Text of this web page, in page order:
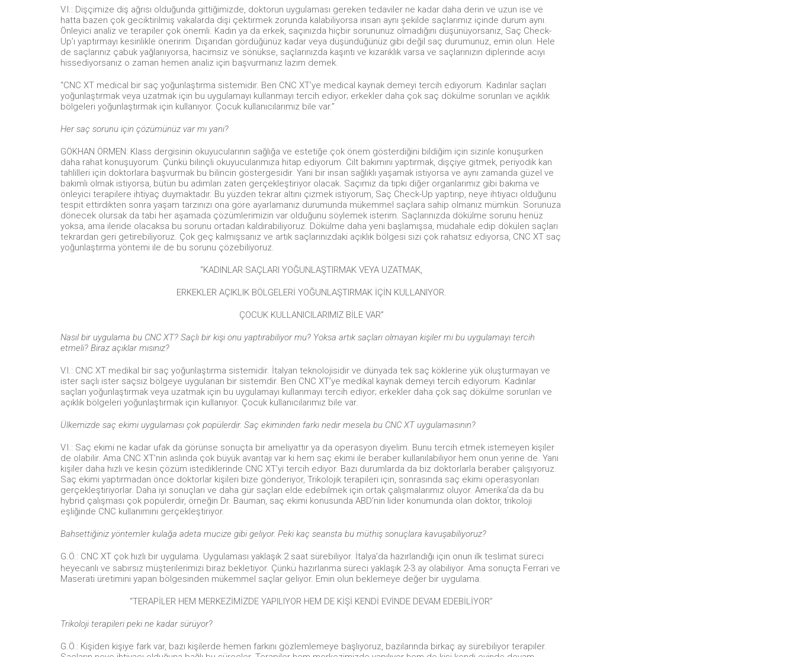
V.I.: Dişçimize diş ağrısı olduğunda gittiğimizde, doktorun uygulaması gereken tedaviler ne kadar daha derin ve uzun ise ve
hatta bazen çok geciktirilmiş vakalarda dişi çektirmek zorunda kalabiliyorsa insan aynı şekilde saçlarımız içinde durum aynı.
Önleyici analiz ve terapiler çok önemli. Kadın ya da erkek, saçınızda hiçbir sorununuz olmadığını düşünüyorsanız, Saç Check-
Up’ı yaptırmayı kesinlikle öneririm. Dışarıdan gördüğünüz kadar veya düşündüğünüz gibi değil saç durumunuz, emin olun. Hele
de saçlarınız çabuk yağlanıyorsa, hacimsiz ve sönükse, saçlarınızda kaşıntı ve kızarıklık varsa ve saçlarınızın diplerinde acıyı
hissediyorsanız o zaman hemen analiz için başvurmanız lazım demek.
“CNC XT medical bir saç yoğunlaştırma sistemidir. Ben CNC XT’ye medical kaynak demeyi tercih ediyorum. Kadınlar saçları
yoğunlaştırmak veya uzatmak için bu uygulamayı kullanmayı tercih ediyor; erkekler daha çok saç dökülme sorunları ve açıklık
bölgeleri yoğunlaştırmak için kullanıyor. Çocuk kullanıcılarımız bile var.”
Her saç sorunu için çözümünüz var mı yani?
GÖKHAN ÖRMEN: Klass dergisinin okuyucularının sağlığa ve estetiğe çok önem gösterdiğini bildiğim için sizinle konuşurken
daha rahat konuşuyorum. Çünkü bilinçli okuyucularımıza hitap ediyorum. Cilt bakımını yaptırmak, dişçiye gitmek, periyodik kan
tahlilleri için doktorlara başvurmak bu bilincin göstergesidir. Yani bir insan sağlıklı yaşamak istiyorsa ve aynı zamanda güzel ve
bakımlı olmak istiyorsa, bütün bu adımları zaten gerçekleştiriyor olacak. Saçımız da tıpkı diğer organlarımız gibi bakıma ve
önleyici terapilere ihtiyaç duymaktadır. Bu yüzden tekrar altını çizmek istiyorum, Saç Check-Up yaptırıp, neye ihtiyacı olduğunu
tespit ettirdikten sonra yaşam tarzınızı ona göre ayarlamanız durumunda mükemmel saçlara sahip olmanız mümkün. Sorunuza
dönecek olursak da tabi her aşamada çözümlerimizin var olduğunu söylemek isterim. Saçlarınızda dökülme sorunu henüz
yoksa, ama ileride olacaksa bu sorunu ortadan kaldırabiliyoruz. Dökülme daha yeni başlamışsa, müdahale edip dökülen saçları
tekrardan geri getirebiliyoruz. Çok geç kalmışsanız ve artık saçlarınızdaki açıklık bölgesi sizi çok rahatsız ediyorsa, CNC XT saç
yoğunlaştırma yöntemi ile de bu sorunu çözebiliyoruz.
“KADINLAR SAÇLARI YOĞUNLAŞTIRMAK VEYA UZATMAK,
ERKEKLER AÇIKLIK BÖLGELERİ YOĞUNLAŞTIRMAK İÇİN KULLANIYOR.
ÇOCUK KULLANICILARIMIZ BİLE VAR”
Nasıl bir uygulama bu CNC XT? Saçlı bir kişi onu yaptırabiliyor mu? Yoksa artık saçları olmayan kişiler mi bu uygulamayı tercih
etmeli? Biraz açıklar mısınız?
V.I.: CNC XT medikal bir saç yoğunlaştırma sistemidir. İtalyan teknolojisidir ve dünyada tek saç köklerine yük oluşturmayan ve
ister saçlı ister saçsız bölgeye uygulanan bir sistemdir. Ben CNC XT’ye medikal kaynak demeyi tercih ediyorum. Kadınlar
saçları yoğunlaştırmak veya uzatmak için bu uygulamayı kullanmayı tercih ediyor; erkekler daha çok saç dökülme sorunları ve
açıklık bölgeleri yoğunlaştırmak için kullanıyor. Çocuk kullanıcılarımız bile var.
Ülkemizde saç ekimi uygulaması çok popülerdir. Saç ekiminden farkı nedir mesela bu CNC XT uygulamasının?
V.I.: Saç ekimi ne kadar ufak da görünse sonuçta bir ameliyattır ya da operasyon diyelim. Bunu tercih etmek istemeyen kişiler
de olabilir. Ama CNC XT’nin aslında çok büyük avantajı var ki hem saç ekimi ile beraber kullanılabiliyor hem onun yerine de. Yani
kişiler daha hızlı ve kesin çözüm istediklerinde CNC XT’yi tercih ediyor. Bazı durumlarda da biz doktorlarla beraber çalışıyoruz.
Saç ekimi yaptırmadan önce doktorlar kişileri bize gönderiyor, Trikolojik terapileri için, sonrasında saç ekimi operasyonları
gerçekleştiriyorlar. Daha iyi sonuçları ve daha gür saçları elde edebilmek için ortak çalışmalarımız oluyor. Amerika’da da bu
hybrid çalışması çok popülerdir, örneğin Dr. Bauman, saç ekimi konusunda ABD’nin lider konumunda olan doktor, trikoloji
eşliğinde CNC kullanımını gerçekleştiriyor.
Bahsettiğiniz yöntemler kulağa adeta mucize gibi geliyor. Peki kaç seansta bu müthiş sonuçlara kavuşabiliyoruz?
G.Ö.: CNC XT çok hızlı bir uygulama. Uygulaması yaklaşık 2 saat sürebiliyor. İtalya’da hazırlandığı için onun ilk teslimat süreci
heyecanlı ve sabırsız müşterilerimizi biraz bekletiyor. Çünkü̈ hazırlanma süreci yaklaşık 2-3 ay olabiliyor. Ama sonuçta Ferrari ve
Maserati üretimini yapan bölgesinden mükemmel saçlar geliyor. Emin olun beklemeye değer bir uygulama.
“TERAPİLER HEM MERKEZİMİZDE YAPILIYOR HEM DE KİŞİ KENDİ EVİNDE DEVAM EDEBİLİYOR”
Trikoloji terapileri peki ne kadar sürüyor?
G.Ö.: Kişiden kişiye fark var, bazı kişilerde hemen farkını gözlemlemeye başlıyoruz, bazılarında birkaç ay sürebiliyor terapiler.